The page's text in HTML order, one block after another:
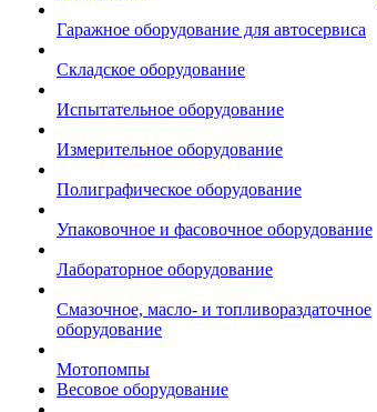
Гаражное оборудование для автосервиса
Складское оборудование
Испытательное оборудование
Измерительное оборудование
Полиграфическое оборудование
Упаковочное и фасовочное оборудование
Лабораторное оборудование
Смазочное, масло- и топливораздаточное
оборудование
Мотопомпы
Весовое оборудование